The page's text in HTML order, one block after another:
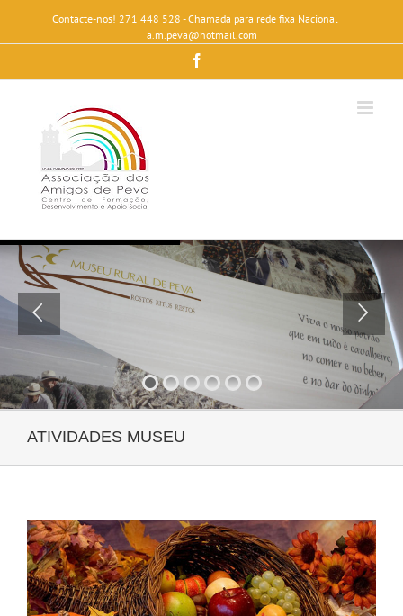
Contacte-nos! 271 448 528 - Chamada para rede fixa Nacional |
a.m.peva@hotmail.com
ATIVIDADES MUSEU